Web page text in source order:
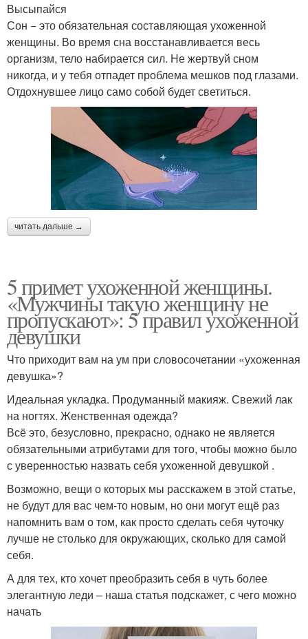
Высыпайся
Сон − это обязательная составляющая ухоженной
женщины. Во время сна восстанавливается весь
организм, тело набирается сил. Не жертвуй сном
никогда, и у тебя отпадет проблема мешков под глазами.
Отдохнувшее лицо само собой будет светиться.
читать дальше →
5 примет ухоженной женщины.
«Мужчины такую женщину не
пропускают»: 5 правил ухоженной
девушки
Что приходит вам на ум при словосочетании «ухоженная
девушка»?
Идеальная укладка. Продуманный макияж. Свежий лак
на ногтях. Женственная одежда?
Всё это, безусловно, прекрасно, однако не является
обязательными атрибутами для того, чтобы можно было
с уверенностью назвать себя ухоженной девушкой .
Возможно, вещи о которых мы расскажем в этой статье,
не будут для вас чем-то новым, но они могут ещё раз
напомнить вам о том, как просто сделать себя чуточку
лучше не столько для окружающих, сколько для самой
себя.
А для тех, кто хочет преобразить себя в чуть более
элегантную леди – наша статья подскажет, с чего можно
начать